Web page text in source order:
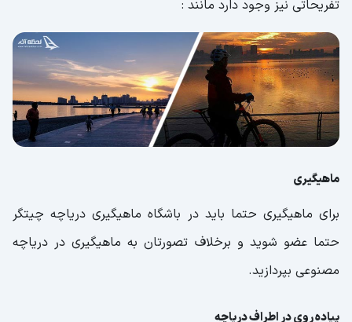
تفریحاتی نیز وجود دارد مانند :
ماهیگیری
برای ماهیگیری حتما باید در باشگاه ماهیگیری دریاچه چیتگر
حتما عضو شوید و برخلاف تصورتان به ماهیگیری در دریاچه
مصنوعی بپردازید.
پیاده روی در اطراف دریاچه